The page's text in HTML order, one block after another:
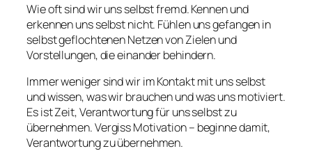
Wie oft sind wir uns selbst fremd. Kennen und
erkennen uns selbst nicht. Fühlen uns gefangen in
selbst geflochtenen Netzen von Zielen und
Vorstellungen, die einander behindern.
Immer weniger sind wir im Kontakt mit uns selbst
und wissen, was wir brauchen und was uns motiviert.
Es ist Zeit, Verantwortung für uns selbst zu
übernehmen. Vergiss Motivation – beginne damit,
Verantwortung zu übernehmen.